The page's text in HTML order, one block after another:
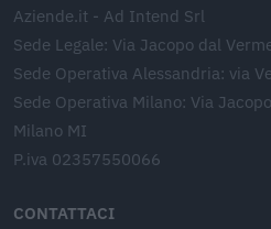
Aziende.it - Ad Intend Srl
Sede Legale: Via Jacopo dal
Sede Operativa Alessandria: via
Sede Operativa Milano: Via
Milano MI
P.iva 02357550066
CONTATTACI